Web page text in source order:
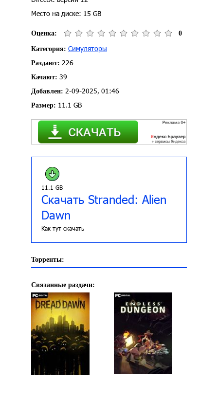
Место на диске: 15 GB
Оценка: 0
Категория: Симуляторы
Раздают: 226
Качают: 39
Добавлен: 2-09-2025, 01:46
Размер: 11.1 GB
11.1 GB
Скачать Stranded: Alien
Dawn
Как тут скачать
Торренты:
Связанные раздачи: